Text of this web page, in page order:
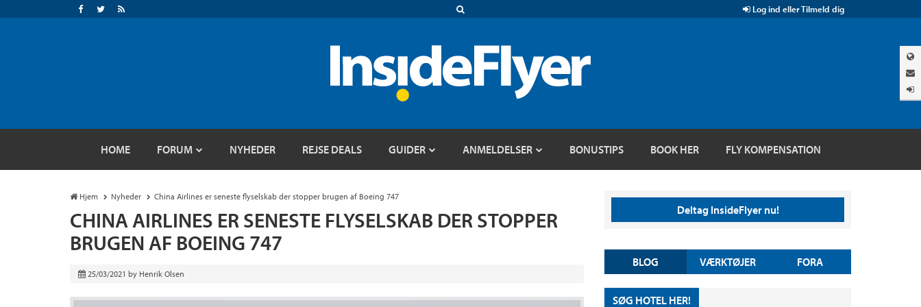
Log ind eller Tilmeld dig
HOME FORUM NYHEDER REJSE DEALS GUIDER ANMELDELSER BONUSTIPS BOOK HER FLY KOMPENSATION
Hjem Nyheder China Airlines er seneste flyselskab der stopper brugen af Boeing 747
CHINA AIRLINES ER SENESTE FLYSELSKAB DER STOPPER
BRUGEN AF BOEING 747
25/03/2021 by Henrik Olsen
Deltag InsideFlyer nu!
BLOG VÆRKTØJER FORA
SØG HOTEL HER!